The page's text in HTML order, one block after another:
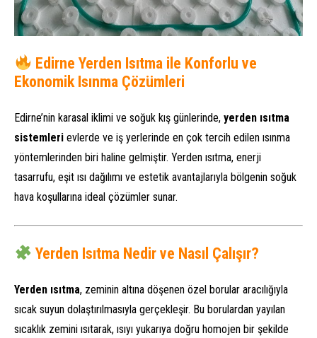
Edirne Yerden Isıtma ile Konforlu ve
Ekonomik Isınma Çözümleri
Edirne’nin karasal iklimi ve soğuk kış günlerinde, yerden ısıtma
sistemleri evlerde ve iş yerlerinde en çok tercih edilen ısınma
yöntemlerinden biri haline gelmiştir. Yerden ısıtma, enerji
tasarrufu, eşit ısı dağılımı ve estetik avantajlarıyla bölgenin soğuk
hava koşullarına ideal çözümler sunar.
Yerden Isıtma Nedir ve Nasıl Çalışır?
Yerden ısıtma, zeminin altına döşenen özel borular aracılığıyla
sıcak suyun dolaştırılmasıyla gerçekleşir. Bu borulardan yayılan
sıcaklık zemini ısıtarak, ısıyı yukarıya doğru homojen bir şekilde